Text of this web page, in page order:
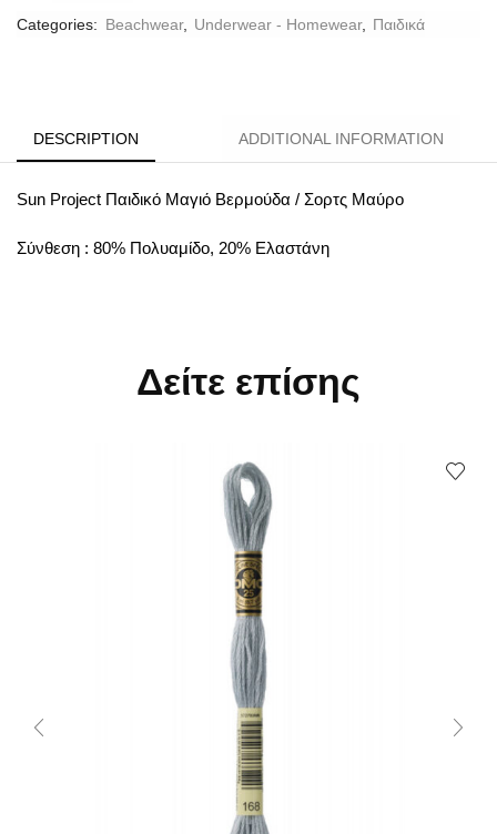
Categories: Beachwear, Underwear - Homewear, Παιδικά
DESCRIPTION ADDITIONAL INFORMATION
Sun Project Παιδικό Μαγιό Βερμούδα / Σορτς Μαύρο
Σύνθεση : 80% Πολυαμίδο, 20% Ελαστάνη
Δείτε επίσης